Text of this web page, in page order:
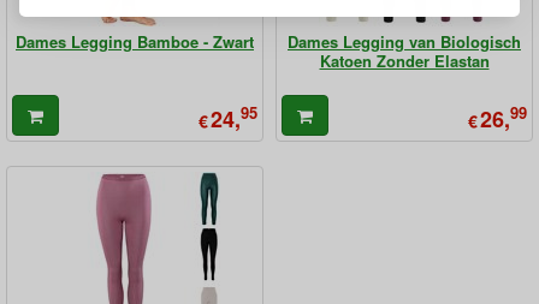
Dames Legging Bamboe - Zwart
€24,95
Dames Legging van Biologisch
Katoen Zonder Elastan
€26,99